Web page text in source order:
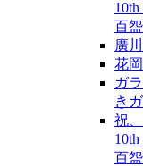
百
廣
花
ガ
き
祝
百